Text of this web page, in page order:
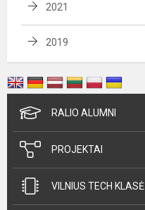
2021
2019
RALIO ALUMNI
PROJEKTAI
VILNIUS TECH KLASĖ